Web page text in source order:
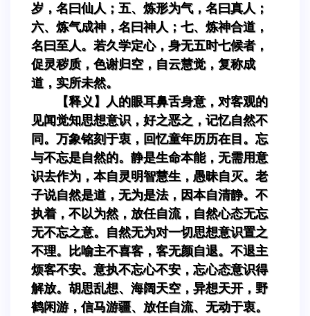
岁，名曰仙人；五、炼形为气，名曰真人；
六、炼气成神，名曰神人；七、炼神合道，
名曰至人。若久学定心，身无五时七候者，
促灵秽质，色谢归空，自云慧觉，复称成
道，实所未然。
【释义】人的眼耳鼻舌身意，对客观的
见闻觉知思想意识，好之恶之，记忆自然不
同。万象铭刻于衷，回忆童年历历在目。忘
与不忘是自然的。静是生命本能，无需用意
识去作为，本自灵明智慧生，愚昧自灭。老
子说自然是道，无为是法，因本自清静。不
执着，不以为然，放任自流，自然心态无忘
无不忘之意。自然无为对一切思想意识置之
不理。比喻主不喜客，客无颜自退。不退主
烦客不安。意执不忘心不安，忘心态意识得
解放。胡思乱想、海阔天空，异想天开，野
鹤闲游，信马游疆、放任自流、无动于衷。